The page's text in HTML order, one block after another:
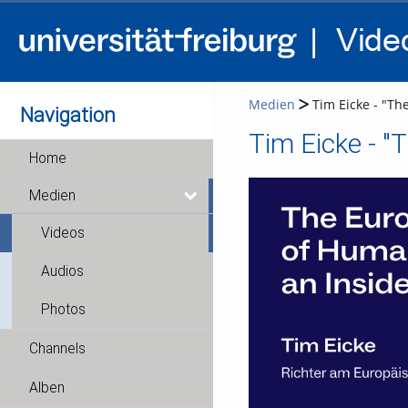
Navigation
Home
Medien
Videos
Audios
Photos
Channels
Alben
Medien Tim Eicke -